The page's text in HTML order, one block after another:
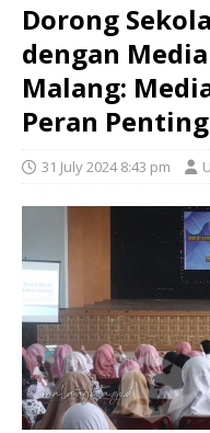
Dorong
dengan
Malang:
Peran Penting
31 July 2024 8:43 pm